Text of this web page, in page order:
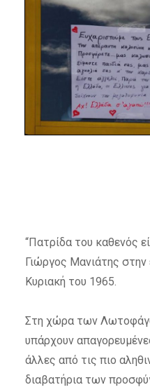
“Πατρίδα του καθενός
Γιώργος Μανιάτης στην
Κυριακή του 1965.
Στη χώρα των
υπάρχουν
άλλες από τις πιο
διαβατήρια των